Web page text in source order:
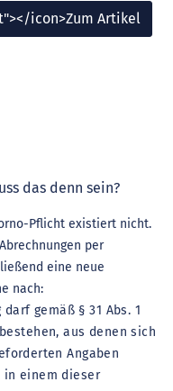
icon>Zum Artikel
das denn sein?
Pflicht existiert nicht.
per
eine neue
nach:
gemäß § 31 Abs. 1
aus denen sich
Angaben
in einem dieser